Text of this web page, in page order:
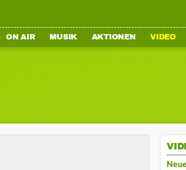
ON AIR MUSIK AKTIONEN VIDEO